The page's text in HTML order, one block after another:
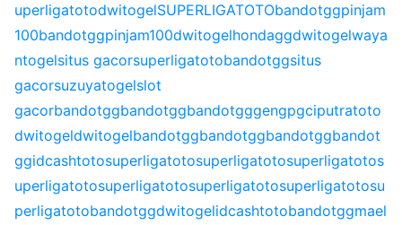
uperligatotodwitogelSUPERLIGATOTObandotggpinjam
100bandotggpinjam100dwitogelhondaggdwitogelwaya
ntogelsitus gacorsuperligatotobandotggsitus
gacorsuzuyatogelslot
gacorbandotggbandotggbandotgggengpgciputratoto
dwitogeldwitogelbandotggbandotggbandotggbandot
ggidcashtotosuperligatotosuperligatotosuperligatotos
uperligatotosuperligatotosuperligatotosuperligatotosu
perligatotobandotggdwitogelidcashtotobandotggmael